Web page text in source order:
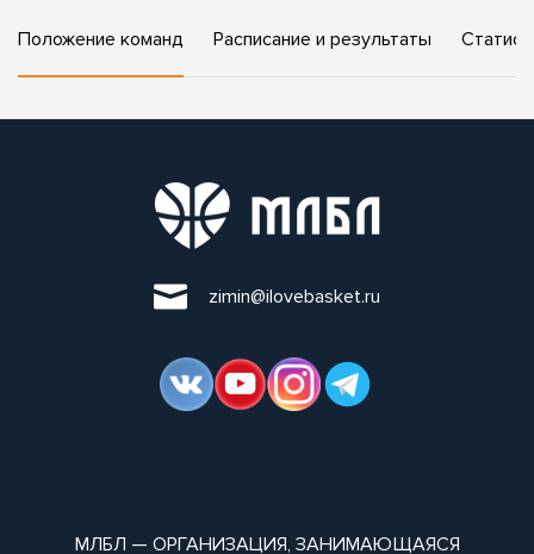
Положение команд Расписание и результаты
zimin@ilovebasket.ru
МЛБЛ — ОРГАНИЗАЦИЯ, ЗАНИМАЮЩАЯСЯ